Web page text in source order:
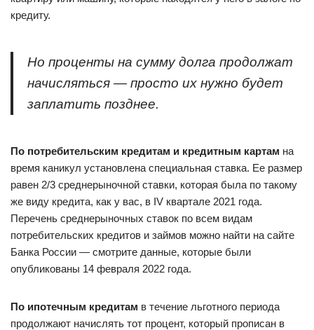
кредиту.
Но проценты на сумму долга продолжат
начисляться — просто их нужно будет
заплатить позднее.
По потребительским кредитам и кредитным картам на
время каникул установлена специальная ставка. Ее размер
равен 2/3 среднерыночной ставки, которая была по такому
же виду кредита, как у вас, в IV квартале 2021 года.
Перечень среднерыночных ставок по всем видам
потребительских кредитов и займов можно найти на сайте
Банка России — смотрите данные, которые были
опубликованы 14 февраля 2022 года.
По ипотечным кредитам в течение льготного периода
продолжают начислять тот процент, который прописан в